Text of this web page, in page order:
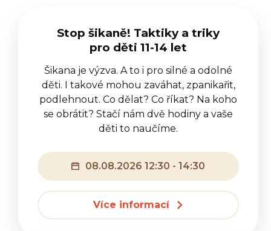
Stop šikaně! Taktiky a triky
pro děti 11-14 let
Šikana je výzva. A to i pro silné a odolné
děti. I takové mohou zaváhat, zpanikařit,
podlehnout. Co dělat? Co říkat? Na koho
se obrátit? Stačí nám dvě hodiny a vaše
děti to naučíme.
08.08.2026 12:30 - 14:30
Více informací